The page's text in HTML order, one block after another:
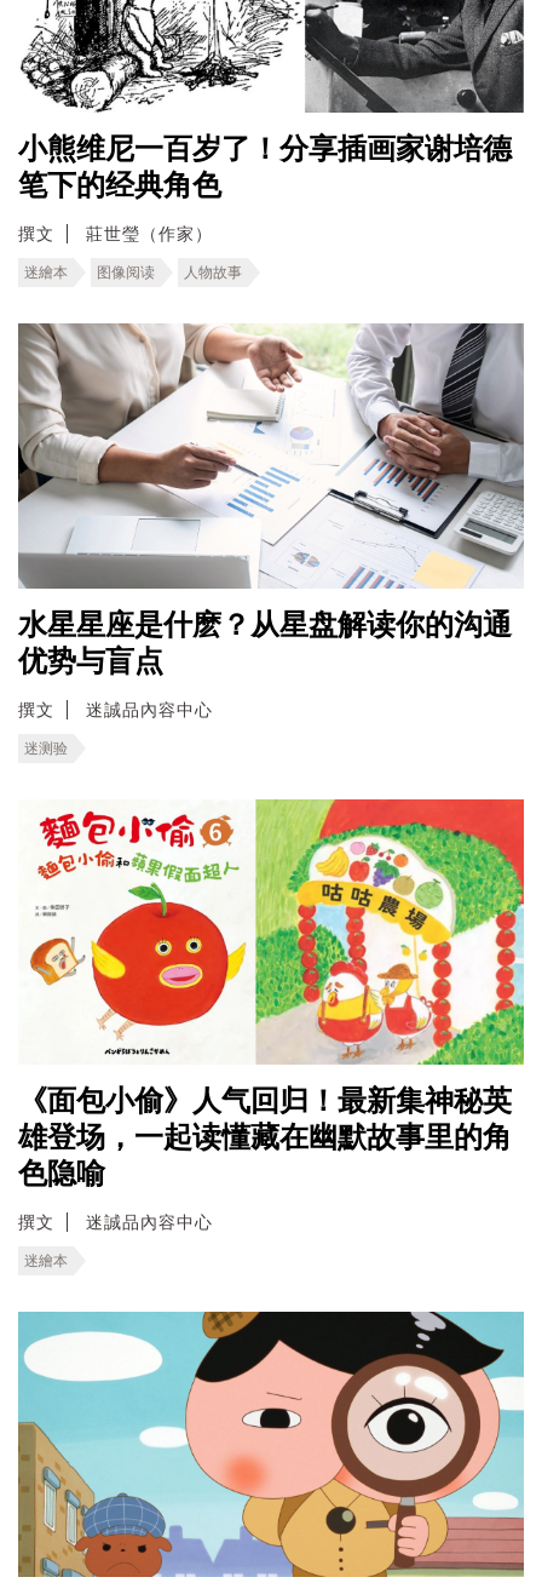
小熊维尼一百岁了！分享插画家谢培德
笔下的经典角色
撰文 莊世瑩（作家）
迷繪本 图像阅读 人物故事
水星星座是什麽？从星盘解读你的沟通
优势与盲点
撰文 迷誠品內容中心
迷测验
《面包小偷》人气回归！最新集神秘英
雄登场，一起读懂藏在幽默故事里的角
色隐喻
撰文 迷誠品內容中心
迷繪本